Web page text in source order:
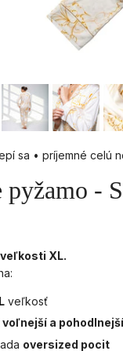
sa • príjemné celú
pyžamo -
XL.
veľkosť
voľnejší a
oversized pocit